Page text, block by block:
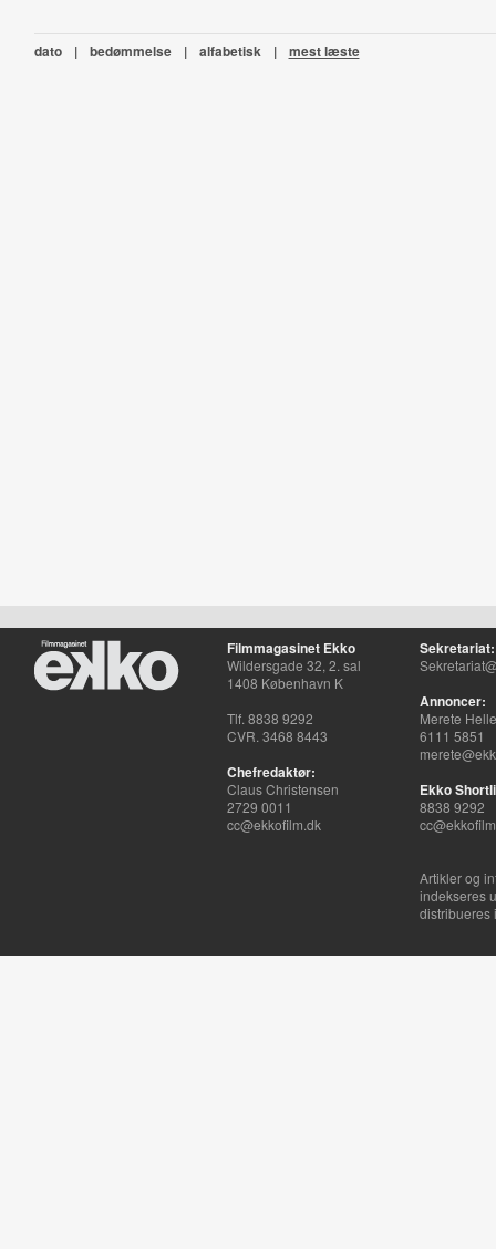
dato | bedømmelse | alfabetisk | mest læste
Filmmagasinet Ekko
Wildersgade 32, 2. sal
1408 København K
Tlf. 8838 9292
CVR. 3468 8443
Chefredaktør:
Claus Christensen
2729 0011
cc@ekkofilm.dk
Sekretariat:
Annoncer:
Merete
6111 5851
Ekko
8838 9292
Artikler og
indekseres
distribueres